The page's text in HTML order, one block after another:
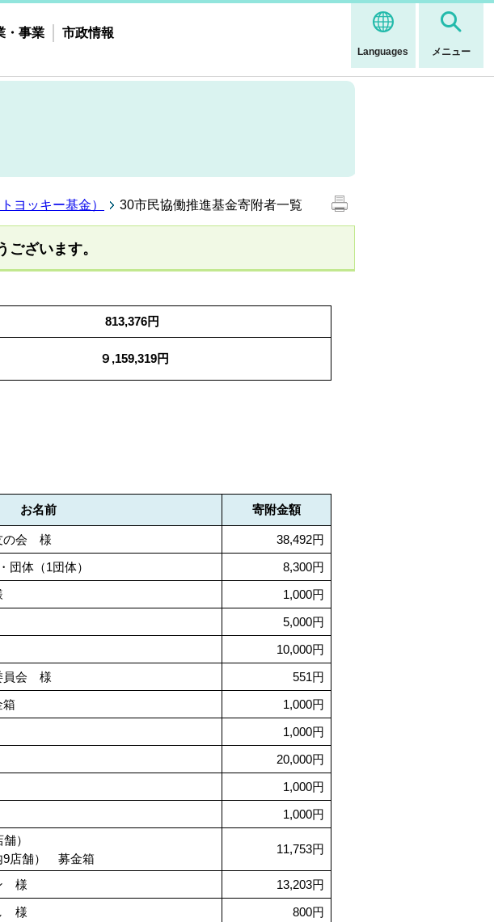
Languages メニュー
・事業 市政情報
ヨッキー基金） 30市民協働推進基金寄附者一覧
ございます。
813,376円
９,159,319円
お名前 寄附金額
の会 様
38,492円
団体（1団体）
8,300円
1,000円
5,000円
10,000円
員会 様
551円
1,000円
1,000円
20,000円
1,000円
1,000円
）
9店舗） 募金箱
11,753円
様
13,203円
様
800円